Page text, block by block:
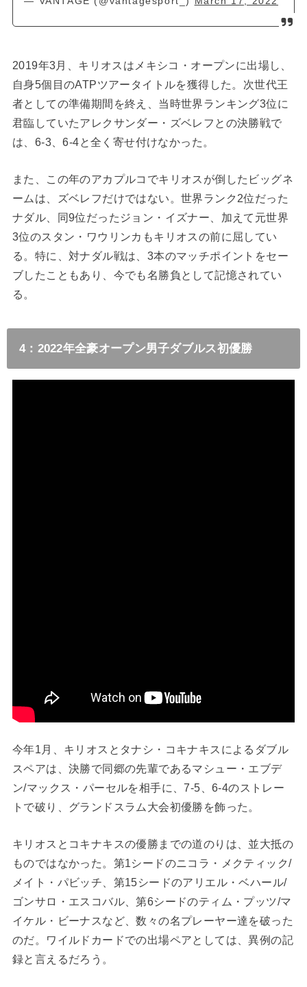
2019年3月、キリオスはメキシコ・オープンに出場し、
自身5個目のATPツアータイトルを獲得した。次世代王
者としての準備期間を終え、当時世界ランキング3位に
君臨していたアレクサンダー・ズベレフとの決勝戦で
は、6-3、6-4と全く寄せ付けなかった。
また、この年のアカプルコでキリオスが倒したビッグネ
ームは、ズベレフだけではない。世界ランク2位だった
ナダル、同9位だったジョン・イズナー、加えて元世界
3位のスタン・ワウリンカもキリオスの前に屈してい
る。特に、対ナダル戦は、3本のマッチポイントをセー
ブしたこともあり、今でも名勝負として記憶されてい
る。
4：2022年全豪オープン男子ダブルス初優勝
今年1月、キリオスとタナシ・コキナキスによるダブル
スペアは、決勝で同郷の先輩であるマシュー・エブデ
ン/マックス・パーセルを相手に、7-5、6-4のストレー
トで破り、グランドスラム大会初優勝を飾った。
キリオスとコキナキスの優勝までの道のりは、並大抵の
ものではなかった。第1シードのニコラ・メクティック/
メイト・パビッチ、第15シードのアリエル・ベハール/
ゴンサロ・エスコバル、第6シードのティム・プッツ/マ
イケル・ビーナスなど、数々の名プレーヤー達を破った
のだ。ワイルドカードでの出場ペアとしては、異例の記
録と言えるだろう。